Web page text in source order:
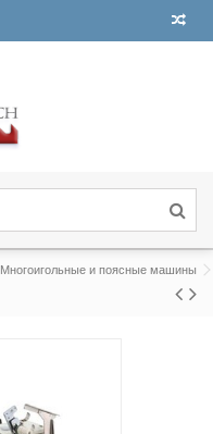
Многоигольные и поясные машины